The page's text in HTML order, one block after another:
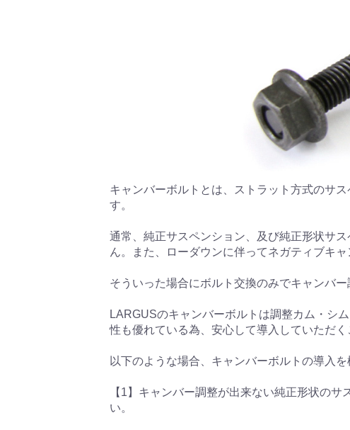
キャンバーボルトとは、ストラット方式のサ
す。
通常、純正サスペンション、及び純正形状サ
ん。また、ローダウンに伴ってネガティブキ
そういった場合にボルト交換のみでキャンバ
LARGUSのキャンバーボルトは調整カム・シ
性も優れている為、安心して導入していただく
以下のような場合、キャンバーボルトの導入を
【1】キャンバー調整が出来ない純正形状の
い。